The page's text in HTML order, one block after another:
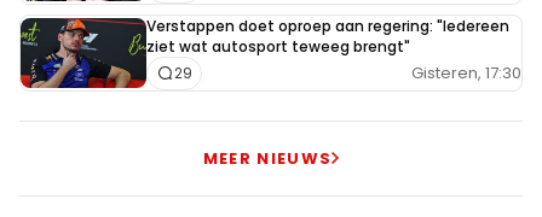
Verstappen doet oproep aan regering: "Iedereen
ziet wat autosport teweeg brengt"
Gisteren, 17:30
29
MEER NIEUWS